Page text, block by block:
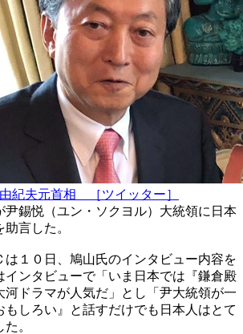
紀夫元首相 ［ツイッター］
尹錫悦（ユン・ソクヨル）大統領に日本
言した。
は１０日、鳩山氏のインタビュー内容を
インタビューで「いま日本では『鎌倉殿
河ドラマが人気だ」とし「尹大統領が一
もしろい』と話すだけでも日本人はとて
。